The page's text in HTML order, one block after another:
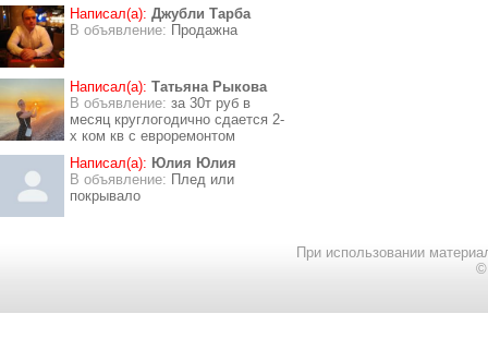
Написал(а): Джубли Тарба
В объявление: Продажна
Написал(а): Татьяна Рыкова
В объявление: за 30т руб в
месяц круглогодично сдается 2-
х ком кв с евроремонтом
Написал(а): Юлия Юлия
В объявление: Плед или
покрывало
При использовании